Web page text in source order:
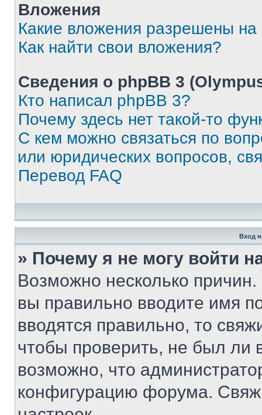
Вложения
Какие вложения разрешены
Как найти свои вложения?
Сведения о phpBB 3
Кто написал phpBB 3?
Почему здесь нет такой-то
С кем можно связаться по
или юридических вопросов,
Перевод FAQ
Вход
» Почему я не могу войти
Возможно несколько
вы правильно вводите имя
вводятся правильно, то
чтобы проверить, не был ли
возможно, что
конфигурацию форума.